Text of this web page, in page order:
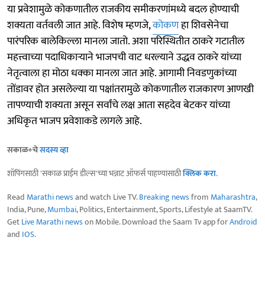
या प्रवेशामुळे कोकणातील राजकीय समीकरणांमध्ये बदल होण्याची
शक्यता वर्तवली जात आहे. विशेष म्हणजे,कोकणहा शिवसेनेचा
पारंपरिक बालेकिल्ला मानला जातो. अशा परिस्थितीत ठाकरे गटातील
महत्त्वाच्या पदाधिकाऱ्याने भाजपची वाट धरल्याने उद्धव ठाकरे यांच्या
नेतृत्वाला हा मोठा धक्का मानला जात आहे. आगामी निवडणुकांच्या
तोंडावर होत असलेल्या या पक्षांतरामुळे कोकणातील राजकारण आणखी
तापण्याची शक्यता असून सर्वांचे लक्ष आता सहदेव बेटकर यांच्या
अधिकृत भाजप प्रवेशाकडे लागले आहे.
सकाळ+चेसदस्य व्हा
शॉपिंगसाठी 'सकाळ प्राईम डील्स'च्या भन्नाट ऑफर्स पाहण्यासाठीक्लिक करा.
Read Marathi newsand watch Live TV.Breaking newsfrom Maharashtra,
India, Pune,Mumbai, Politics, Entertainment, Sports, Lifestyle at SaamTV.
GetLive Marathi newson Mobile. Download the Saam Tv app forAndroid
and IOS.